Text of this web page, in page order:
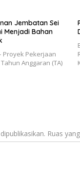
Jembatan Sei
Menjadi Bahan
Proyek Pekerjaan
Anggaran (TA)
Ruas